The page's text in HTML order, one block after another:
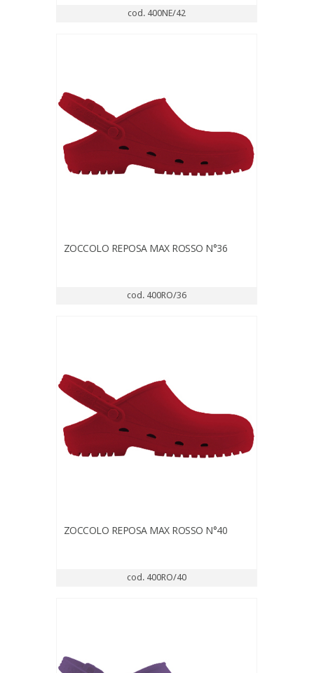
cod. 400NE/42
ZOCCOLO REPOSA MAX ROSSO N°36
cod. 400RO/36
ZOCCOLO REPOSA MAX ROSSO N°40
cod. 400RO/40